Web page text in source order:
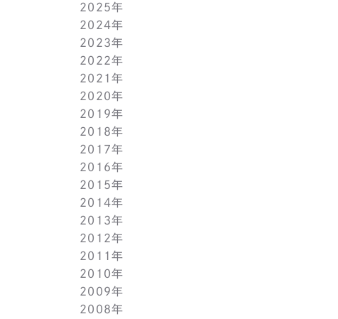
8月(3)
7月(14)
6月(5)
5月(6)
4月(12)
3月(13)
2月(9)
1月(4)
2025年
12月(6)
11月(5)
10月(8)
9月(12)
8月(8)
7月(10)
6月(6)
5月(7)
4月(11)
3月(9)
2月(10)
1月(5)
2024年
12月(7)
11月(5)
10月(12)
9月(4)
8月(5)
7月(11)
6月(7)
5月(5)
4月(11)
3月(6)
2月(13)
1月(2)
2023年
12月(3)
11月(13)
10月(11)
9月(3)
8月(5)
7月(8)
6月(2)
5月(12)
4月(5)
3月(8)
2月(9)
1月(3)
2022年
12月(2)
11月(4)
10月(4)
9月(1)
8月(3)
7月(6)
6月(2)
5月(4)
4月(6)
3月(8)
2月(8)
1月(2)
2021年
12月(4)
11月(2)
10月(6)
9月(3)
8月(2)
7月(7)
6月(1)
5月(5)
4月(6)
3月(9)
2月(7)
1月(3)
2020年
12月(2)
11月(3)
10月(5)
9月(3)
8月(3)
7月(5)
6月(1)
5月(3)
4月(6)
3月(3)
2月(6)
1月(1)
2019年
12月(2)
11月(3)
10月(4)
9月(1)
8月(4)
7月(5)
6月(1)
5月(4)
4月(5)
3月(4)
2月(4)
2018年
12月(2)
11月(7)
10月(8)
9月(7)
8月(8)
7月(7)
6月(7)
5月(9)
4月(7)
3月(6)
2017年
12月(2)
11月(5)
10月(5)
9月(5)
8月(6)
7月(7)
6月(1)
5月(3)
4月(3)
2016年
12月(2)
11月(3)
10月(7)
9月(2)
8月(3)
7月(6)
6月(5)
5月(4)
2015年
12月(3)
11月(6)
10月(7)
9月(3)
8月(8)
7月(7)
6月(5)
2014年
12月(2)
11月(7)
10月(7)
9月(6)
8月(5)
7月(9)
2013年
12月(6)
11月(6)
10月(5)
9月(7)
8月(4)
2012年
12月(1)
11月(1)
10月(1)
9月(1)
2011年
12月(1)
11月(1)
10月(2)
2010年
12月(1)
11月(1)
2009年
11月(6)
2008年